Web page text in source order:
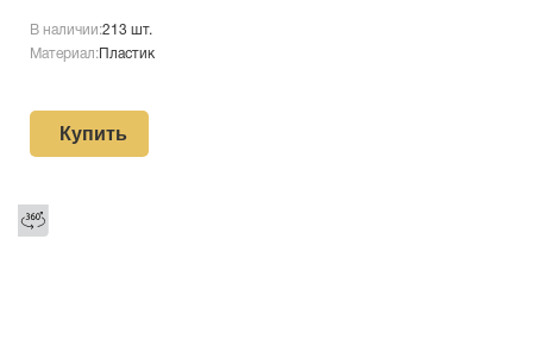
В наличии:213 шт.
Материал: Пластик
Купить